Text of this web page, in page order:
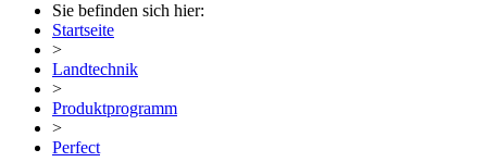
Sie befinden sich hier:
Startseite
>
Landtechnik
>
Produktprogramm
>
Perfect